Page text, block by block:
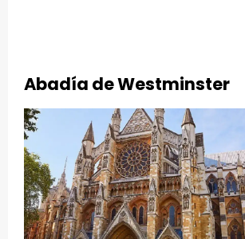
Abadía de Westminster